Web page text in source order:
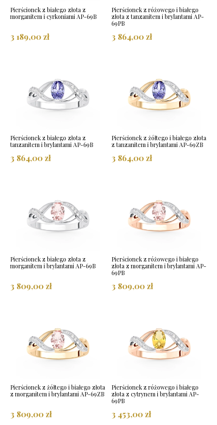
Pierścionek z białego złota z
morganitem i cyrkoniami AP-69B
3 189,00 zł
Pierścionek z różowego i białego
złota z tanzanitem i brylantami AP-
69PB
3 864,00 zł
Pierścionek z białego złota z
tanzanitem i brylantami AP-69B
3 864,00 zł
Pierścionek z żółtego i białego złota
z tanzanitem i brylantami AP-69ZB
3 864,00 zł
Pierścionek z białego złota z
morganitem i brylantami AP-69B
3 809,00 zł
Pierścionek z różowego i białego
złota z morganitem i brylantami AP-
69PB
3 809,00 zł
Pierścionek z żółtego i białego złota
z morganitem i brylantami AP-69ZB
3 809,00 zł
Pierścionek z różowego i białego
złota z cytrynem i brylantami AP-
69PB
3 453,00 zł